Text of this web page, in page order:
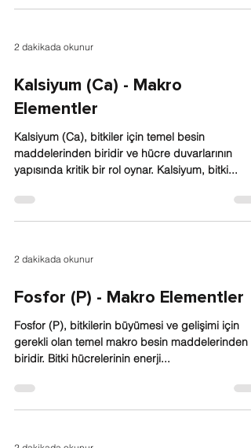
2 dakikada okunur
Kalsiyum (Ca) - Makro
Elementler
Kalsiyum (Ca), bitkiler için temel besin
maddelerinden biridir ve hücre duvarlarının
yapısında kritik bir rol oynar. Kalsiyum, bitki...
2 dakikada okunur
Fosfor (P) - Makro Elementler
Fosfor (P), bitkilerin büyümesi ve gelişimi için
gerekli olan temel makro besin maddelerinden
biridir. Bitki hücrelerinin enerji...